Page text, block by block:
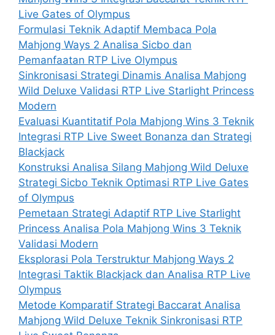
Live Gates of Olympus
Formulasi Teknik Adaptif Membaca Pola
Mahjong Ways 2 Analisa Sicbo dan
Pemanfaatan RTP Live Olympus
Sinkronisasi Strategi Dinamis Analisa Mahjong
Wild Deluxe Validasi RTP Live Starlight Princess
Modern
Evaluasi Kuantitatif Pola Mahjong Wins 3 Teknik
Integrasi RTP Live Sweet Bonanza dan Strategi
Blackjack
Konstruksi Analisa Silang Mahjong Wild Deluxe
Strategi Sicbo Teknik Optimasi RTP Live Gates
of Olympus
Pemetaan Strategi Adaptif RTP Live Starlight
Princess Analisa Pola Mahjong Wins 3 Teknik
Validasi Modern
Eksplorasi Pola Terstruktur Mahjong Ways 2
Integrasi Taktik Blackjack dan Analisa RTP Live
Olympus
Metode Komparatif Strategi Baccarat Analisa
Mahjong Wild Deluxe Teknik Sinkronisasi RTP